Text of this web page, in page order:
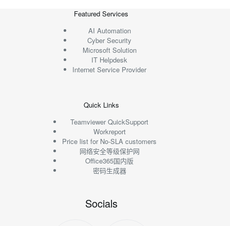
Featured Services
AI Automation
Cyber Security
Microsoft Solution
IT Helpdesk
Internet Service Provider
Quick Links
Teamviewer QuickSupport
Workreport
Price list for No-SLA customers
网络安全等级保护网
Office365国内版
密码生成器
Socials